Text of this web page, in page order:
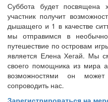
Суббота будет посвящена
участник получит
дышащего и 1 в качестве
мы отправимся в
путешествие по островам
является Елена Хегай. Мы
своего помощника из мира
возможностями он
сопроводить нас.
Зарегистрироваться на